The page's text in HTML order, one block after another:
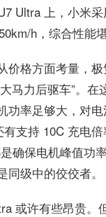
Ultra 上，小米
h，综合性能堪
格方面考量，
马力后驱车”。
率足够大，对
支持 10C 充电
确保电机峰值功
级中的佼佼者。
或许有些昂贵。